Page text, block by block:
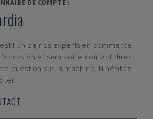
DE COMPTE :
est l'un de nos experts en commerce
et sera votre contact direct
question sur la machine. N'hésitez